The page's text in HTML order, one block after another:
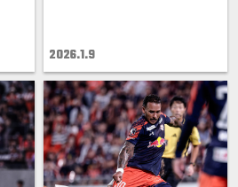
2026.1.9